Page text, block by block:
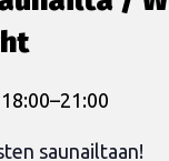
–21:00
saunailtaan!